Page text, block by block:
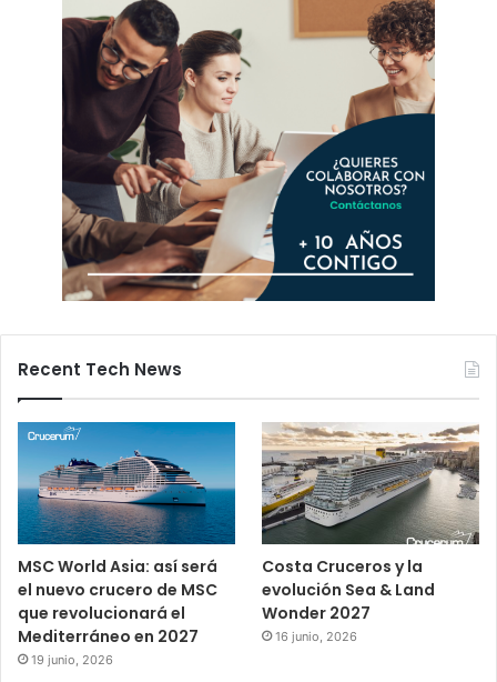
Recent Tech News
MSC World Asia: así será
el nuevo crucero de MSC
que revolucionará el
Mediterráneo en 2027
19 junio, 2026
Costa Cruceros y la
evolución Sea & Land
Wonder 2027
16 junio, 2026